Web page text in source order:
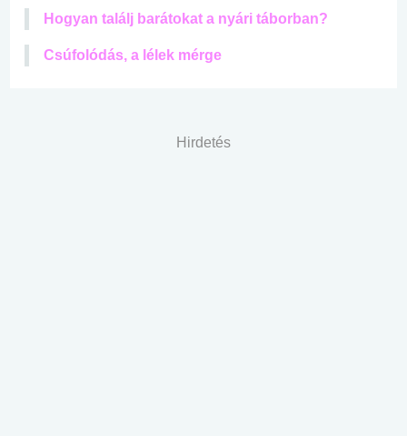
Hogyan találj barátokat a nyári táborban?
Csúfolódás, a lélek mérge
Hirdetés